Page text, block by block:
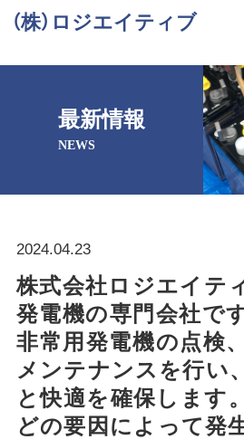
（株）ロジエイティブ
最新情報
NEWS
2024.04.23
株式会社ロジエイテ
発電機の専門会社で
非常用発電機の点検
メンテナンスを行い
と快適を確保します
どの要因によって発